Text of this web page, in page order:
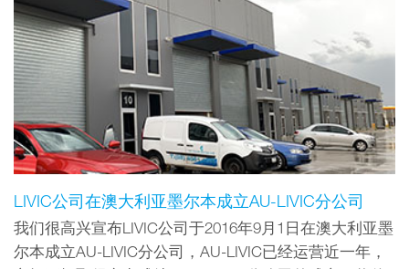
LIVIC公司在澳大利亚墨尔本成立AU-LIVIC分公司
我们很高兴宣布LIVIC公司于2016年9月1日在澳大利亚墨
尔本成立AU-LIVIC分公司，AU-LIVIC已经运营近一年，